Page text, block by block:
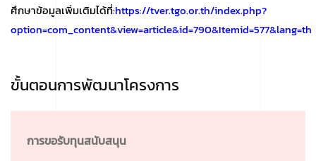
ศึกษาข้อมูลเพิ่มเติมได้ที่:https://tver.tgo.or.th/index.php?
option=com_content&view=article&id=790&Itemid=577&lang=th
ขั้นตอนการพัฒนาโครงการ
การขอรับทุนสนับสนุน